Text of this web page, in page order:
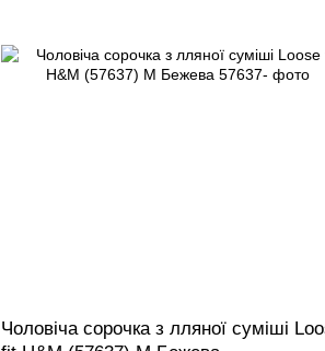
Чоловіча сорочка з лляної суміші